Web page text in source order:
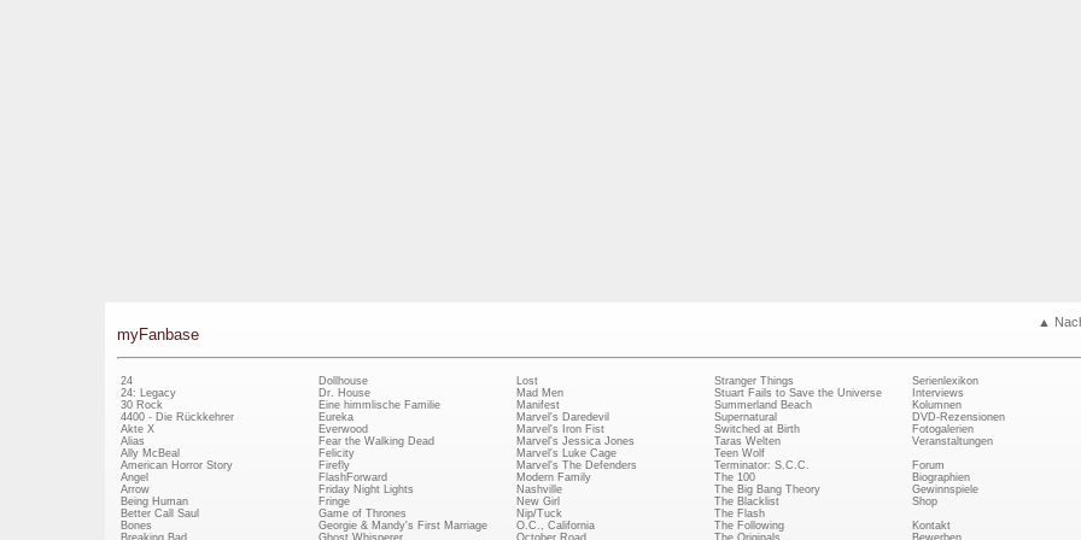
▲
myFanbase
24
24: Legacy
30 Rock
4400 - Die Rückkehrer
Akte X
Alias
Ally McBeal
American Horror Story
Angel
Arrow
Being Human
Better Call Saul
Bones
Breaking Bad
Dollhouse
Dr. House
Eine himmlische Familie
Eureka
Everwood
Fear the Walking Dead
Felicity
Firefly
FlashForward
Friday Night Lights
Fringe
Game of Thrones
Georgie & Mandy's First Marriage
Ghost Whisperer
Lost
Mad Men
Manifest
Marvel's Daredevil
Marvel's Iron Fist
Marvel's Jessica Jones
Marvel's Luke Cage
Marvel's The Defenders
Modern Family
Nashville
New Girl
Nip/Tuck
O.C., California
October Road
Stranger Things
Stuart Fails to Save the Universe
Summerland Beach
Supernatural
Switched at Birth
Taras Welten
Teen Wolf
Terminator: S.C.C.
The 100
The Big Bang Theory
The Blacklist
The Flash
The Following
The Originals
Serienlexikon
Interviews
Kolumnen
DVD-Rezensionen
Fotogalerien
Veranstaltungen
Forum
Biographien
Gewinnspiele
Shop
Kontakt
Bewerben